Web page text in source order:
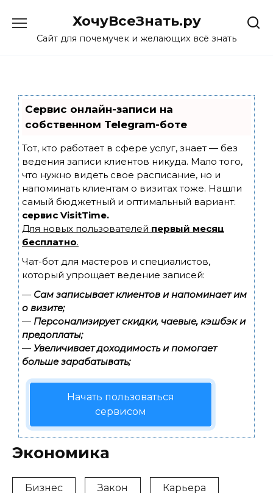
content
ХочуВсеЗнать.ру
Сайт для почемучек и желающих всё знать
Сервис онлайн-записи на
собственном Telegram-боте
Тот, кто работает в сфере услуг, знает — без
ведения записи клиентов никуда. Мало того,
что нужно видеть свое расписание, но и
напоминать клиентам о визитах тоже. Нашли
самый бюджетный и оптимальный вариант:
сервис VisitTime.
Для новых пользователей первый месяц
бесплатно.
Чат-бот для мастеров и специалистов,
который упрощает ведение записей:
— Сам записывает клиентов и напоминает им
о визите;
— Персонализирует скидки, чаевые, кэшбэк и
предоплаты;
— Увеличивает доходимость и помогает
больше зарабатывать;
Начать пользоваться
сервисом
Экономика
Бизнес Закон Карьера